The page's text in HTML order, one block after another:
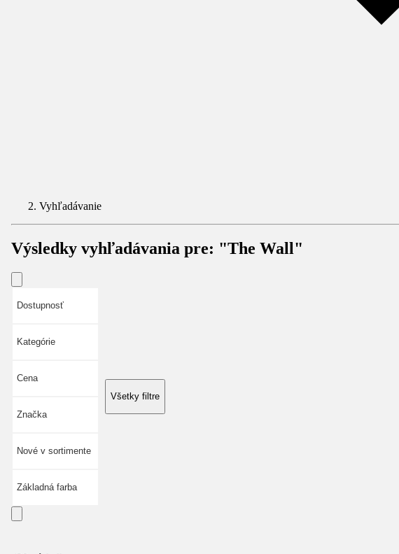
Vyhľadávanie
Výsledky vyhľadávania pre: "The Wall"
Dostupnosť
Kategórie
Cena
Značka
Nové v sortimente
Základná farba
Všetky filtre